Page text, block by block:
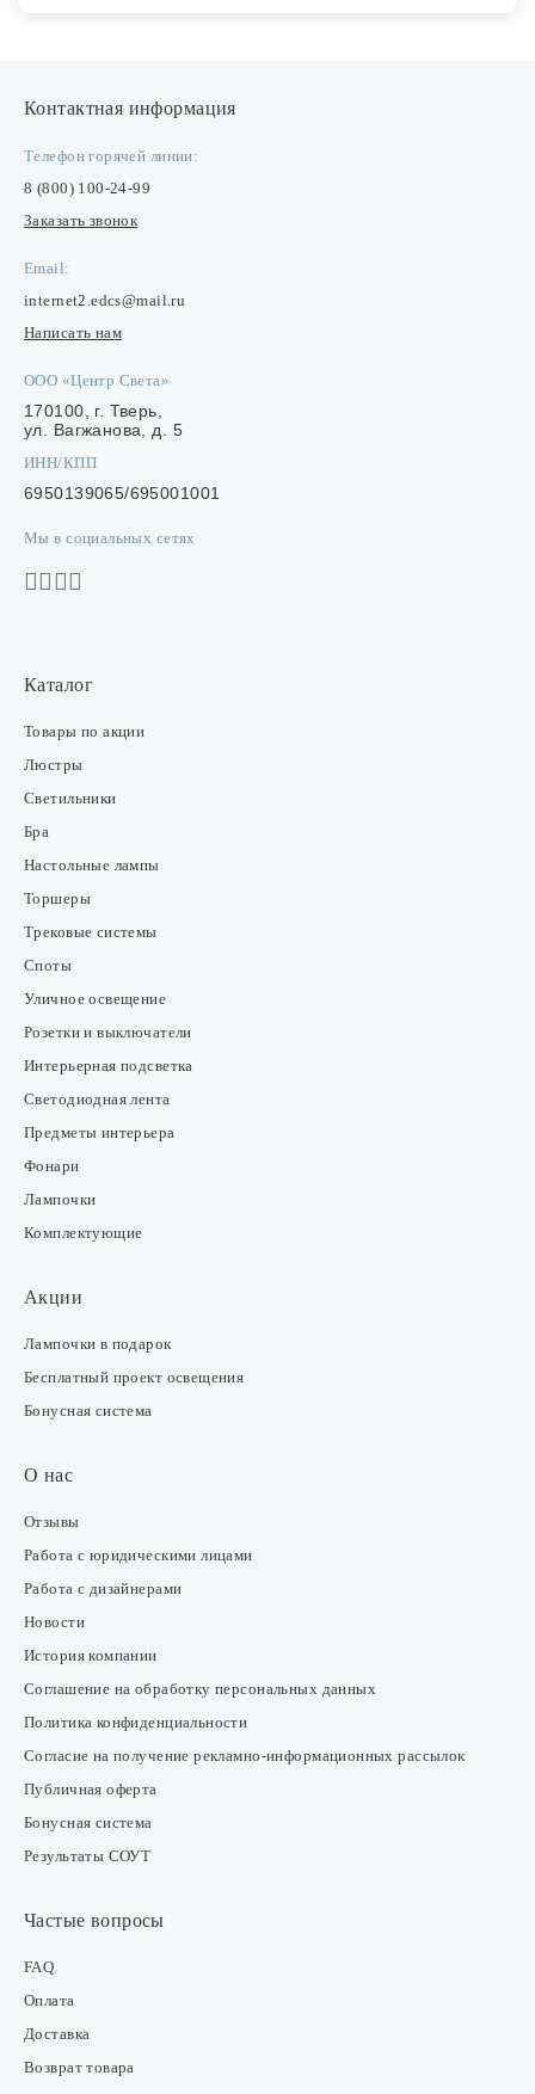
Контактная информация
Телефон горячей линии:
8 (800) 100-24-99
Заказать звонок
Email:
internet2.edcs@mail.ru
Написать нам
ООО «Центр Света»
170100, г. Тверь,
ул. Вагжанова, д. 5
ИНН/КПП
6950139065/695001001
Мы в социальных сетях
Каталог
Товары по акции
Люстры
Светильники
Бра
Настольные лампы
Торшеры
Трековые системы
Споты
Уличное освещение
Розетки и выключатели
Интерьерная подсветка
Светодиодная лента
Предметы интерьера
Фонари
Лампочки
Комплектующие
Акции
Лампочки в подарок
Бесплатный проект освещения
Бонусная система
О нас
Отзывы
Работа с юридическими лицами
Работа с дизайнерами
Новости
История компании
Соглашение на обработку персональных данных
Политика конфиденциальности
Согласие на получение рекламно-информационных рассылок
Публичная оферта
Бонусная система
Результаты СОУТ
Частые вопросы
FAQ
Оплата
Доставка
Возврат товара